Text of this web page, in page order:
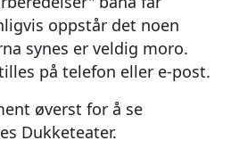
oppstår det noen
synes er veldig moro.
på telefon eller e-post.
øverst for å se
Dukketeater.